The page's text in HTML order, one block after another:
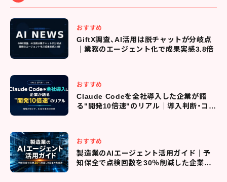
おすすめ
GiftX調査、AI活用は脱チャットが分岐点
｜業務のエージェント化で成果実感3.8倍
おすすめ
Claude Codeを全社導入した企業が語
る"開発10倍速"のリアル｜導入判断・コス
おすすめ
製造業のAIエージェント活用ガイド｜予
知保全で点検回数を30％削減した企業の